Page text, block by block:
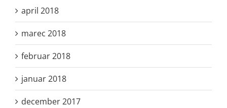
april 2018
marec 2018
februar 2018
januar 2018
december 2017